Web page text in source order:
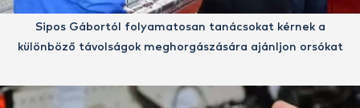
Sipos Gábortól folyamatosan tanácsokat kérnek a
különböző távolságok meghorgászására ajánljon orsókat